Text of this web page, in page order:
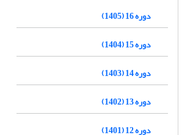
دوره 16 (1405)
دوره 15 (1404)
دوره 14 (1403)
دوره 13 (1402)
دوره 12 (1401)